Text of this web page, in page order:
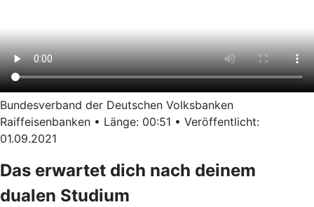
Bundesverband der Deutschen Volksbanken
Raiffeisenbanken • Länge: 00:51 • Veröffentlicht:
01.09.2021
Das erwartet dich nach deinem
dualen Studium